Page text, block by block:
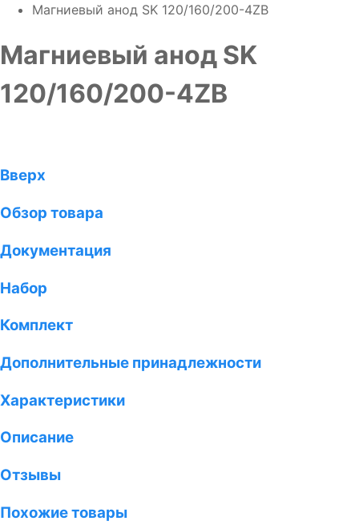
Магниевый анод SK 120/160/200-4ZB
Магниевый анод SK
120/160/200-4ZB
Вверх
Обзор товара
Документация
Набор
Комплект
Дополнительные принадлежности
Характеристики
Описание
Отзывы
Похожие товары